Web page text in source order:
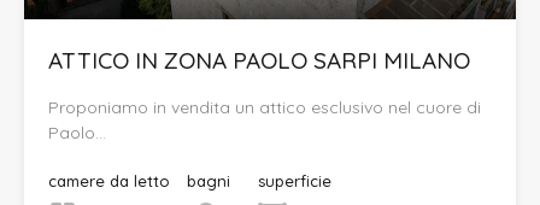
ATTICO IN ZONA PAOLO SARPI MILANO
Proponiamo in vendita un attico esclusivo nel cuore di
Paolo…
camere da letto
bagni
superficie